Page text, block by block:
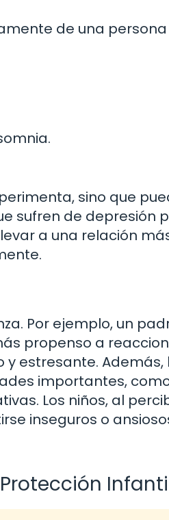
de una
sino que
sufren de depresión
a una relación
Por ejemplo, un
propenso a
y estresante.
importantes,
Los niños, al
inseguros o